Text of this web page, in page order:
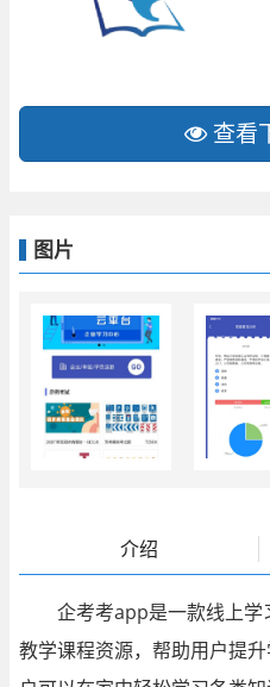
查看
图片
介绍
企考考app是一款线上学
教学课程资源，帮助用户提